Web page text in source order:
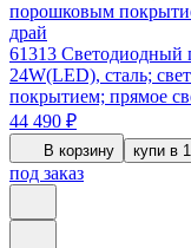
61313 Светодиодный
24W(LED), сталь;
покрытием; прямое
44 490 ₽
В корзину купи в
под заказ